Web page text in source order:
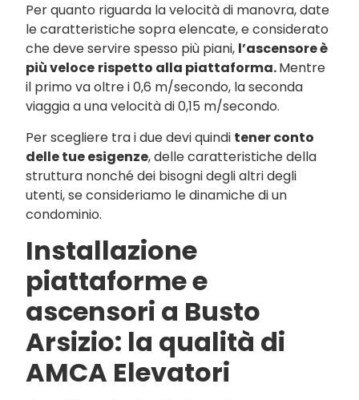
Per quanto riguarda la velocità di manovra, date
le caratteristiche sopra elencate, e considerato
che deve servire spesso più piani, l’ascensore è
più veloce rispetto alla piattaforma.Mentre
il primo va oltre i 0,6 m/secondo, la seconda
viaggia a una velocità di 0,15 m/secondo.
Per scegliere tra i due devi quindi tener conto
delle tue esigenze, delle caratteristiche della
struttura nonché dei bisogni degli altri degli
utenti, se consideriamo le dinamiche di un
condominio.
Installazione
piattaforme e
ascensori a Busto
Arsizio: la qualità di
AMCA Elevatori